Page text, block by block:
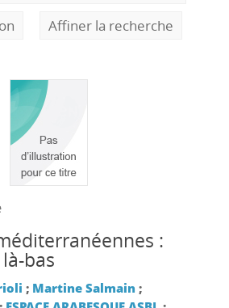
Affiner la recherche
:
bas
; Martine Salmain ;